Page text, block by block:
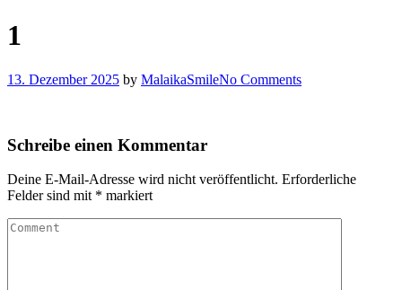
1
13. Dezember 2025 by MalaikaSmileNo Comments
Schreibe einen Kommentar
Deine E-Mail-Adresse wird nicht veröffentlicht. Erforderliche
Felder sind mit * markiert